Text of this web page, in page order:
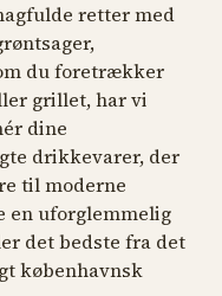
retter med
du foretrækker
grillet, har vi
dine
drikkevarer, der
til moderne
en uforglemmelig
det bedste fra det
københavnsk